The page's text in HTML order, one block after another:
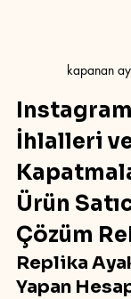
kapanan
İhlalleri
Ürün
Çözüm
Replika
Yapan